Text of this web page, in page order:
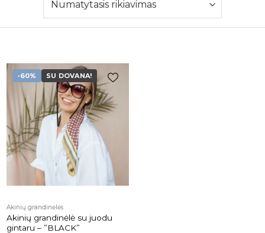
-60% SU DOVANA!
Pridėti į
patikusios
prekės
Akinių grandinėlės
Akinių grandinėlė su juodu
gintaru – ”BLACK”